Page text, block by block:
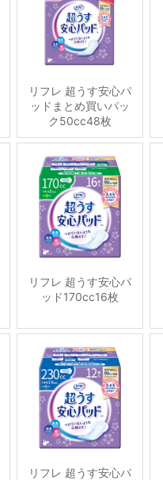
リフレ 超うす安心パ
ッドまとめ買いパッ
ク50cc48枚
リフレ 超うす安心パ
ッド170cc16枚
リフレ 超うす安心パ